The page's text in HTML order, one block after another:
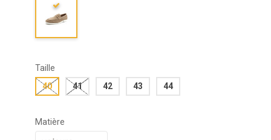
Taille
40
41 42 43 44
Matière